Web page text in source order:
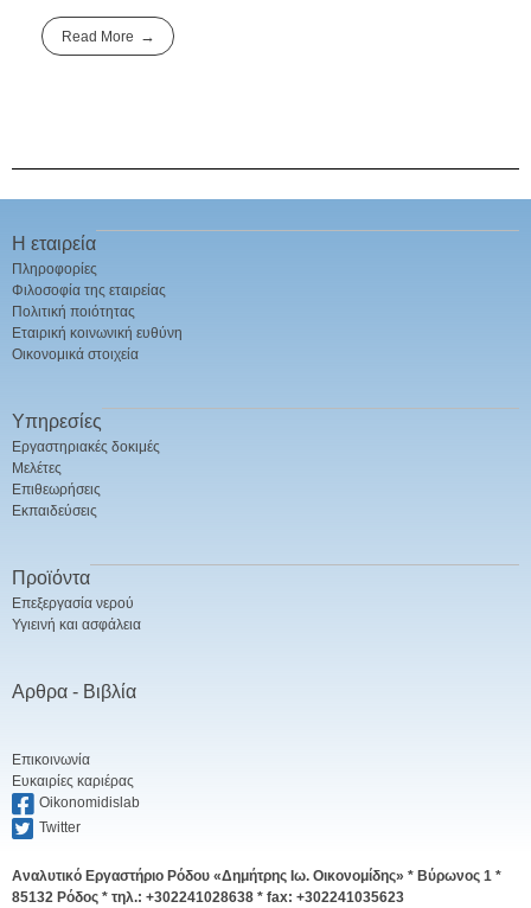
Read More
Η εταιρεία
Πληροφορίες
Φιλοσοφία της εταιρείας
Πολιτική ποιότητας
Εταιρική κοινωνική ευθύνη
Οικονομικά στοιχεία
Υπηρεσίες
Εργαστηριακές δοκιμές
Μελέτες
Επιθεωρήσεις
Εκπαιδεύσεις
Προϊόντα
Επεξεργασία νερού
Υγιεινή και ασφάλεια
Αρθρα - Βιβλία
Επικοινωνία
Ευκαιρίες καριέρας
Oikonomidislab
Twitter
Αναλυτικό Εργαστήριο Ρόδου «Δημήτρης Ιω. Οικονομίδης» * Βύρωνος 1 *
85132 Ρόδος * τηλ.: +302241028638 * fax: +302241035623